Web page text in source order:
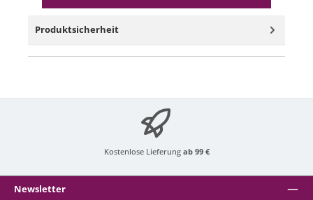
Produktsicherheit
Kostenlose Lieferung ab 99 €
Newsletter